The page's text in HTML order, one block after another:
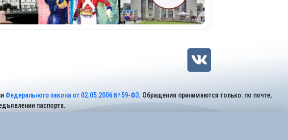
Федерального закона от 02.05.2006 № 59-ФЗ. Обращения принимаются только: по почте,
паспорта.